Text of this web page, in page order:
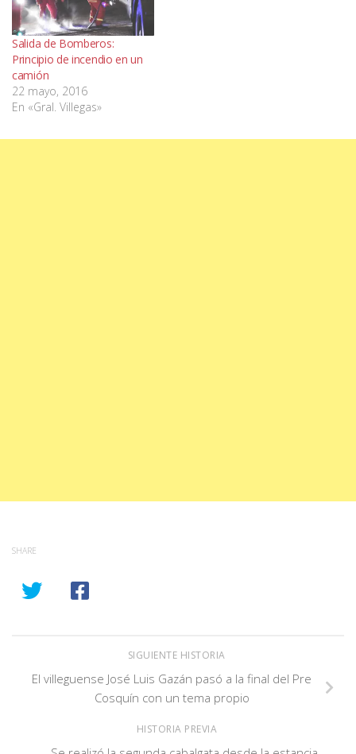
Salida de Bomberos:
Principio de incendio en un
camión
22 mayo, 2016
En «Gral. Villegas»
SHARE
SIGUIENTE HISTORIA
El villeguense José Luis Gazán pasó a la final del Pre
Cosquín con un tema propio
HISTORIA PREVIA